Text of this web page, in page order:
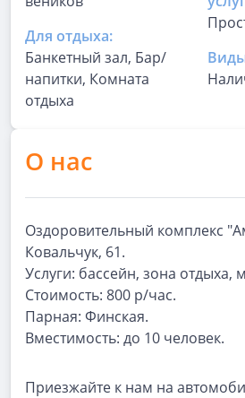
Для отдыха:
Банкетный зал, Бар/
напитки, Комната
отдыха
О нас
Оздоровительный комплекс
Ковальчук, 61.
Услуги: бассейн, зона отдыха,
Стоимость: 800 р/час.
Парная: Финская.
Вместимость: до 10 человек.
Приезжайте к нам на